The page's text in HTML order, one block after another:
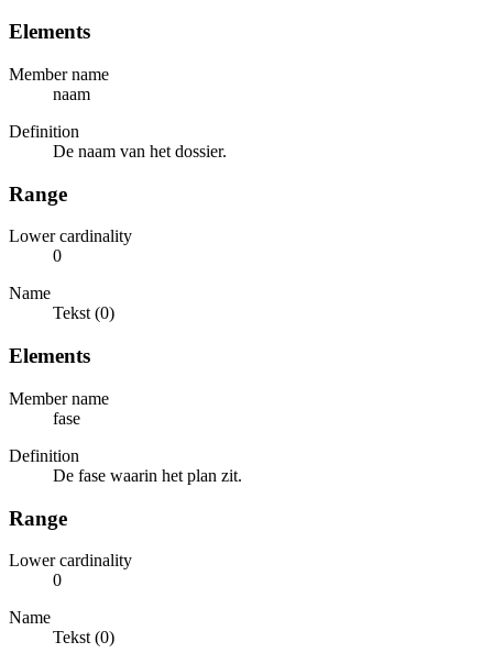
Elements
Member name
naam
Definition
De naam van het dossier.
Range
Lower cardinality
0
Name
Tekst (0)
Elements
Member name
fase
Definition
De fase waarin het plan zit.
Range
Lower cardinality
0
Name
Tekst (0)